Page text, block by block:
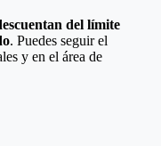
del límite
. Puedes seguir el
y en el área de